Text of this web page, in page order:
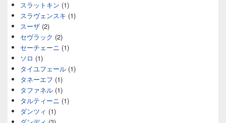
スラットキン (1)
スラヴェンスキ (1)
スーザ (2)
セヴラック (2)
セーチェーニ (1)
ソロ (1)
タイユフェール (1)
タネーエフ (1)
タファネル (1)
タルティーニ (1)
ダンツィ (1)